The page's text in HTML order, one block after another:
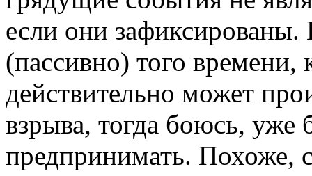
если они
(пассивно) того времени,
действительно может
взрыва, тогда боюсь, уже
предпринимать. Похоже,